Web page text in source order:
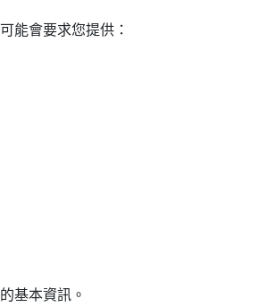
能會要求您提供：
基本資訊。